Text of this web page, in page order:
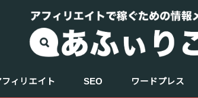
フィリエイト SEO ワードプレス